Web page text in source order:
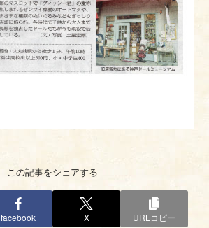
この記事をシェアする
facebook X URLコピー